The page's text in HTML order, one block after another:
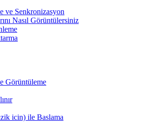
ve Senkronizasyon
Nasıl Görüntülersiniz
Görüntüleme
icin) ile Baslama